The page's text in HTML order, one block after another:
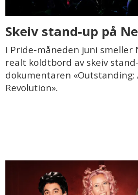
Skeiv stand-up på
I Pride-måneden juni
realt koldtbord av skeiv
dokumentaren «Outstanding:
Revolution».